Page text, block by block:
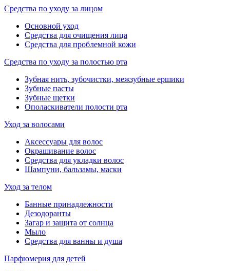
Средства по уходу за лицом
Основной уход
Средства для очищения лица
Средства для проблемной кожи
Средства по уходу за полостью рта
Зубная нить, зубочистки, межзубные ершики
Зубные пасты
Зубные щетки
Ополаскиватели полости рта
Уход за волосами
Аксессуары для волос
Окрашивание волос
Средства для укладки волос
Шампуни, бальзамы, маски
Уход за телом
Банные принадлежности
Дезодоранты
Загар и защита от солнца
Мыло
Средства для ванны и душа
Парфюмерия для детей